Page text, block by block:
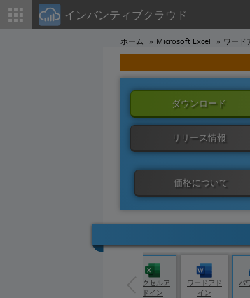
インバンティブクラウド
ホーム Microsoft Excel ワード
ダウンロード
リリース情報
価格について
エクセルア
ドイン
ワードアド
イン
パ